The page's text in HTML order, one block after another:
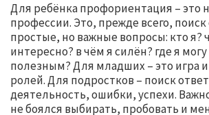
Для ребёнка профориентация – это
профессии. Это, прежде всего,
простые, но важные вопросы: кто я?
интересно? в чём я силён? где я
полезным? Для младших – это игра
ролей. Для подростков – поиск
деятельность, ошибки, успехи.
не боялся выбирать, пробовать и